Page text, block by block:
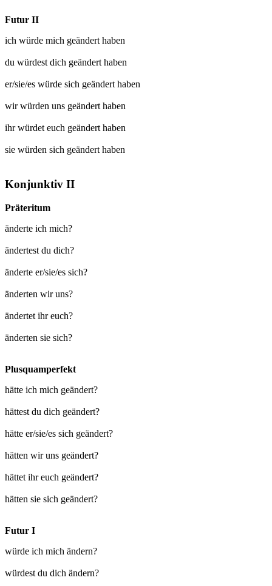
Futur II
ich würde mich geänderthaben
du würdest dich geänderthaben
er/sie/es würde sich geänderthaben
wir würden uns geänderthaben
ihr würdet euch geänderthaben
sie würden sich geänderthaben
Konjunktiv II
Präteritum
änderte ich mich?
ändertest du dich?
änderte er/sie/es sich?
änderten wir uns?
ändertet ihr euch?
änderten sie sich?
Plusquamperfekt
hätte ich mich geändert?
hättest du dich geändert?
hätte er/sie/es sich geändert?
hätten wir uns geändert?
hättet ihr euch geändert?
hätten sie sich geändert?
Futur I
würde ich mich ändern?
würdest du dich ändern?